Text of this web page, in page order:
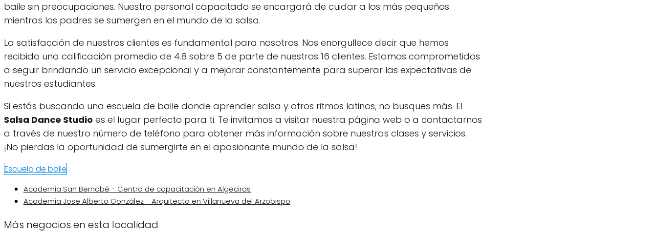
baile sin preocupaciones. Nuestro personal capacitado se encargará de cuidar a los más pequeños
mientras los padres se sumergen en el mundo de la salsa.
La satisfacción de nuestros clientes es fundamental para nosotros. Nos enorgullece decir que hemos
recibido una calificación promedio de 4.8 sobre 5 de parte de nuestros 16 clientes. Estamos comprometidos
a seguir brindando un servicio excepcional y a mejorar constantemente para superar las expectativas de
nuestros estudiantes.
Si estás buscando una escuela de baile donde aprender salsa y otros ritmos latinos, no busques más. El
Salsa Dance Studio es el lugar perfecto para ti. Te invitamos a visitar nuestra página web o a contactarnos
a través de nuestro número de teléfono para obtener más información sobre nuestras clases y servicios.
¡No pierdas la oportunidad de sumergirte en el apasionante mundo de la salsa!
Escuela de baile
Academia San Bernabé - Centro de capacitación en Algeciras
Academia Jose Alberto González - Arquitecto en Villanueva del Arzobispo
Más negocios en esta localidad